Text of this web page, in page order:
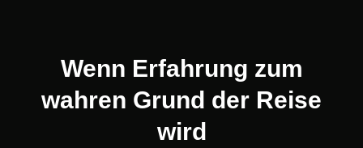
Wenn Erfahrung zum
wahren Grund der Reise
wird